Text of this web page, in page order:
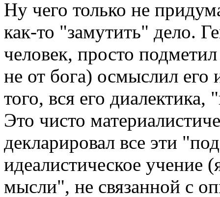
Ну чего только не
как-то "замутить" дело.
человек, просто
не от бога) осмыслил его
того, вся его
Это чисто
декларировал все эти
идеалистическое учение
мысли", не связанной с